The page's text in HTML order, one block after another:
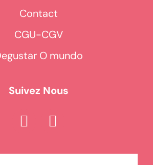
Contact
CGU-CGV
O mundo
Suivez Nous